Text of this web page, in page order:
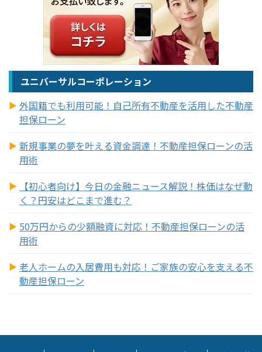
ユニバーサルコーポレーション
外国籍でも利用可能！自己所有不動産を活用した不動産
担保ローン
新規事業の夢を叶える資金調達！不動産担保ローンの活
用術
【初心者向け】今日の金融ニュース解説！株価はなぜ動
く？円安はどこまで進む？
50万円からの少額融資に対応！不動産担保ローンの活
用術
老人ホームの入居費用も対応！ご家族の安心を支える不
動産担保ローン